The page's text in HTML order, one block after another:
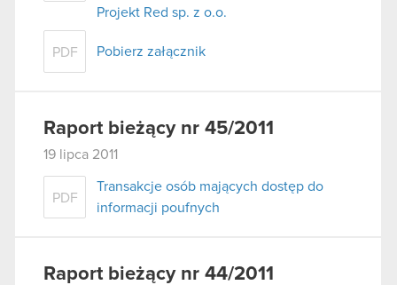
Projekt Red sp. z o.o.
PDF Pobierz załącznik
Raport bieżący nr 45/2011
19 lipca 2011
PDF
Transakcje osób mających dostęp do
informacji poufnych
Raport bieżący nr 44/2011